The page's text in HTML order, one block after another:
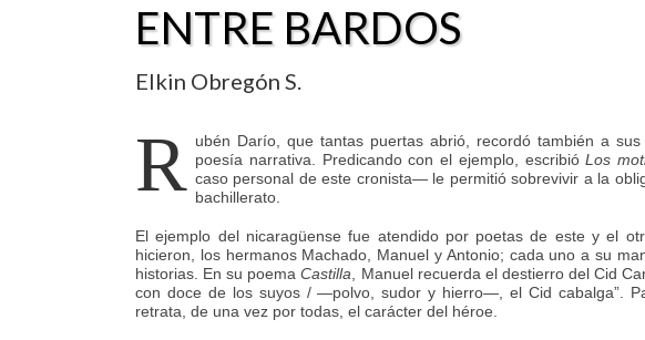
ENTRE BARDOS
Elkin Obregón S.
R ubén Darío, que tantas puertas abrió, recordó también a
poesía narrativa. Predicando con el ejemplo, escribióLos
caso personal de este cronista— le permitió sobrevivir a la
bachillerato.
El ejemplo del nicaragüense fue atendido por poetas de este y el
hicieron, los hermanos Machado, Manuel y Antonio; cada uno a su
historias. En su poemaCastilla , Manuel recuerda el destierro del Cid
con doce de los suyos / —polvo, sudor y hierro—, el Cid cabalga”.
retrata, de una vez por todas, el carácter del héroe.